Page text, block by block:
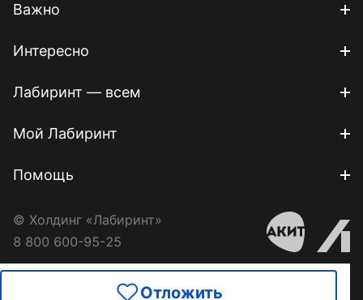
Отложить
Важно
Интересно
Лабиринт — всем
Мой Лабиринт
Помощь
© Холдинг «Лабиринт»
8 800 600-95-25